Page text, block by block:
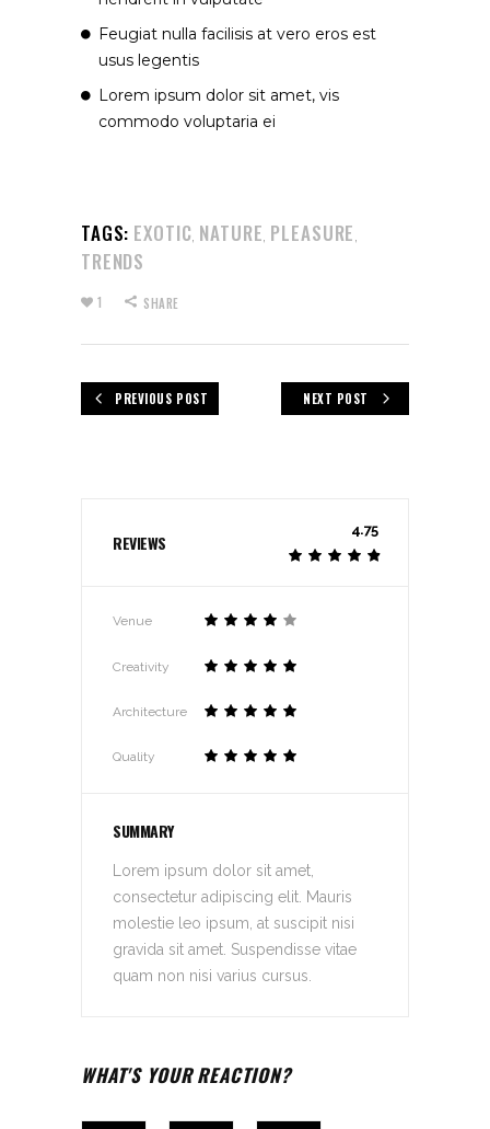
Feugiat nulla facilisis at vero eros est
usus legentis
Lorem ipsum dolor sit amet, vis
commodo voluptaria ei
TAGS: EXOTIC NATURE PLEASURE
TRENDS
1 SHARE
PREVIOUS POST NEXT POST
REVIEWS
4.75
Venue
Creativity
Architecture
Quality
SUMMARY
Lorem ipsum dolor sit amet,
consectetur adipiscing elit. Mauris
molestie leo ipsum, at suscipit nisi
gravida sit amet. Suspendisse vitae
quam non nisi varius cursus.
WHAT'S YOUR REACTION?